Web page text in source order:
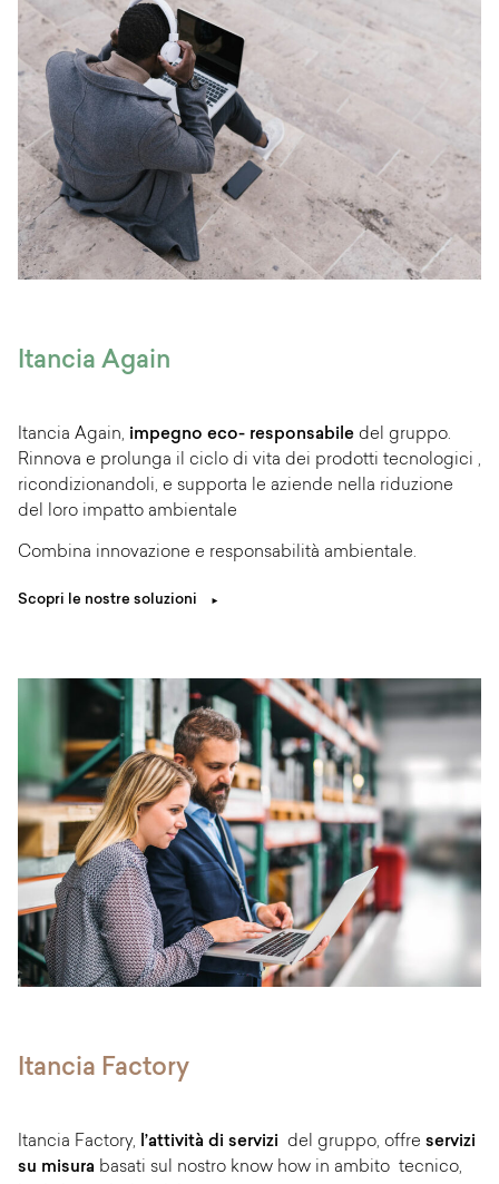
Itancia Again
Itancia Again, impegno eco- responsabile del gruppo.
Rinnova e prolunga il ciclo di vita dei prodotti tecnologici ,
ricondizionandoli, e supporta le aziende nella riduzione
del loro impatto ambientale
Combina innovazione e responsabilità ambientale.
Scopri le nostre soluzioni
Itancia Factory
Itancia Factory, l’attività di servizi del gruppo, offre servizi
su misura basati sul nostro know how in ambito tecnico,